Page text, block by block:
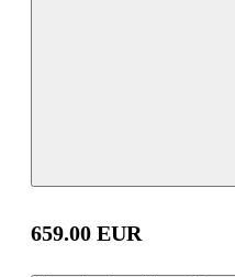
659.00 EUR